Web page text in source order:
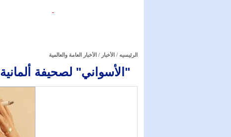
-
الرئيسيه / الأخبار / الأخبار العامة والعالمية
"الأسواني" لصحيفة